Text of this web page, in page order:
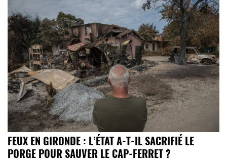
FEUX EN GIRONDE : L’ÉTAT A-T-IL SACRIFIÉ LE
PORGE POUR SAUVER LE CAP-FERRET ?